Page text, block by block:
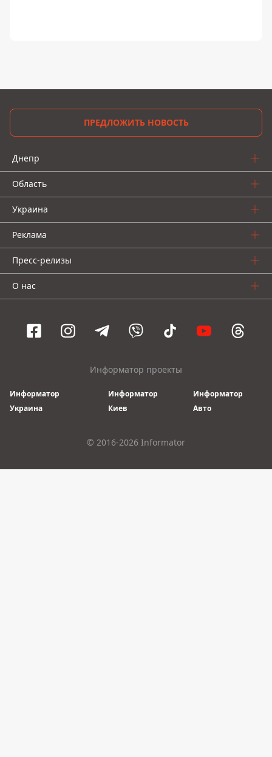
ПРЕДЛОЖИТЬ НОВОСТЬ
Днепр
Область
Украина
Реклама
Пресс-релизы
О нас
Информатор проекты
Информатор
Украина
Информатор
Киев
Информатор
Авто
© 2016-2026 Informator